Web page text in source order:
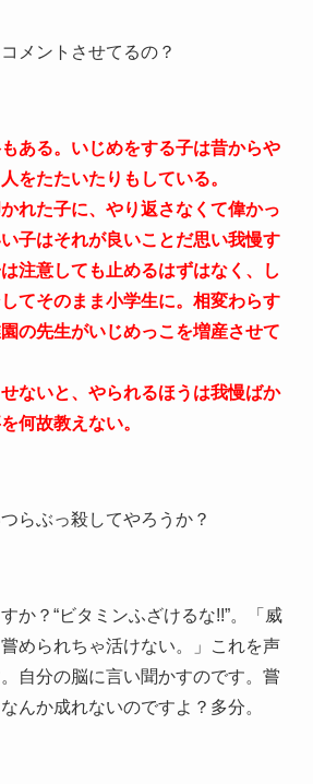
メントさせてるの？
ある。いじめをする子は昔からや
をたたいたりもしている。
れた子に、やり返さなくて偉かっ
子はそれが良いことだ思い我慢す
注意しても止めるはずはなく、し
てそのまま小学生に。相変わらす
の先生がいじめっこを増産させて
ないと、やられるほうは我慢ばか
何故教えない。
らぶっ殺してやろうか？
か？“ビタミンふざけるな!!”。「威
められちゃ活けない。」これを声
自分の脳に言い聞かすのです。嘗
んか成れないのですよ？多分。